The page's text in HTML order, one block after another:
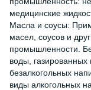
медицинские
Масла и соусы:
масел, соусов и
промышленности.
воды, газированных
безалкогольных
виды алкогольных